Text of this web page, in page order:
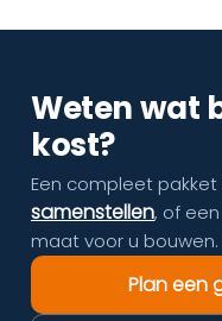
Weten wat
kost?
Een compleet pakket
samenstellen, of
maat voor u bouwen.
Plan een